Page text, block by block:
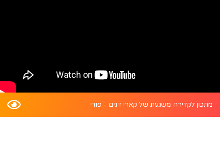
מתכון לקדירה משגעת של קארי דגים - פודי